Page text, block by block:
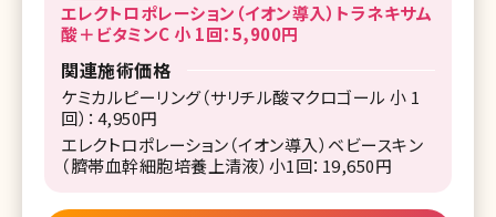
エレクトロポレーション（イオン導入）トラネキサム
酸＋ビタミンC 小 1回：5,900円
関連施術価格
ケミカルピーリング（サリチル酸マクロゴール 小 1
回）：4,950円
エレクトロポレーション（イオン導入）ベビースキン
（臍帯血幹細胞培養上清液）小1回：19,650円